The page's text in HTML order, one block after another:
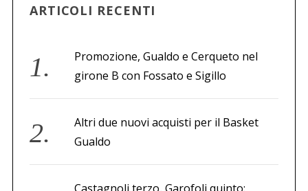
ARTICOLI RECENTI
Promozione, Gualdo e Cerqueto nel
girone B con Fossato e Sigillo
Altri due nuovi acquisti per il Basket
Gualdo
Castagnoli terzo, Garofoli quinto:
e